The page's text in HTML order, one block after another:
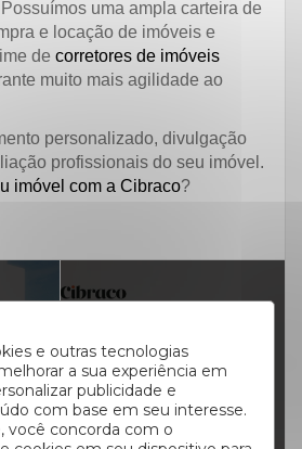
e outras tecnologias
a sua experiência em
publicidade e
com base em seu interesse.
você concorda com o
uma ampla carteira de
e locação de imóveis e
de corretores de imóveis
muito mais agilidade ao
personalizado, divulgação
profissionais do seu imóvel.
imóvel com a Cibraco?
PRÓXIMO ARTIGO
#DicaCibraco: 5
detalhes que você